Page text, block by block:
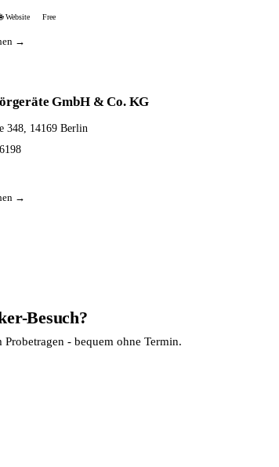
Website Free
→
GmbH & Co. KG
348, 14169 Berlin
→
Besuch?
- bequem ohne Termin.